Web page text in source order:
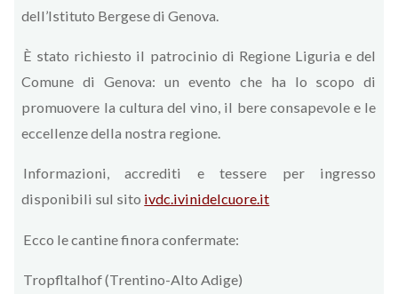
dell’Istituto Bergese di Genova.
È stato richiesto il patrocinio di Regione Liguria e del
Comune di Genova: un evento che ha lo scopo di
promuovere la cultura del vino, il bere consapevole e le
eccellenze della nostra regione.
Informazioni, accrediti e tessere per ingresso
disponibili sul sito ivdc.ivinidelcuore.it
Ecco le cantine finora confermate:
Tropfltalhof (Trentino-Alto Adige)